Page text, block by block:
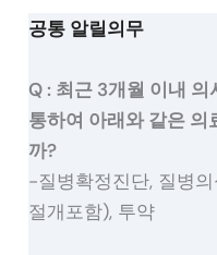
공통 알릴의무
Q : 최근 3개월 이내
통하여 아래와 같은 의
까?
-질병확정진단, 질병
절개포함), 투약